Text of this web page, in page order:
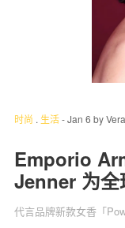
时尚 . 生活-Jan 6 byVera
Emporio
Jenner 为全
代言品牌新款女香「